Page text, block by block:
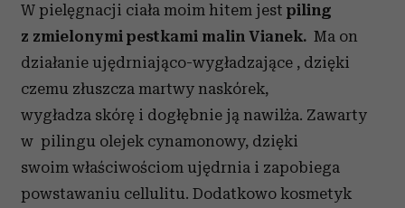
W pielęgnacji ciała moim hitem jest piling
z zmielonymi pestkami malin Vianek. Ma on
działanie ujędrniająco-wygładzające , dzięki
czemu złuszcza martwy naskórek,
wygładza skórę i dogłębnie ją nawilża. Zawarty
w pilingu olejek cynamonowy, dzięki
swoim właściwościom ujędrnia i zapobiega
powstawaniu cellulitu. Dodatkowo kosmetyk